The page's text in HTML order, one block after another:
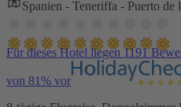
Spanien - Teneriffa - Puerto de
Für dieses Hotel liegen 1191
von 81% vor